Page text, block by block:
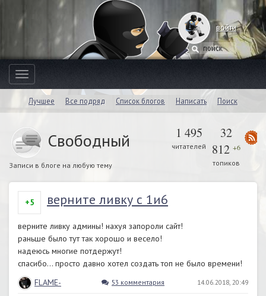
войти
Toggle
navigation
Лучшее Все подряд Список блогов Написать Поиск
Свободный
Записи в блоге на любую тему
1 495
читателей
32
812 +6
топиков
+5 верните ливку с 1и6
верните ливку админы! нахуя запороли сайт!
раньше было тут так хорошо и весело!
надеюсь многие потдержут!
спасибо… просто давно хотел создать топ не было времени!
FLAME-
53 комментария 14.06.2018, 20:49